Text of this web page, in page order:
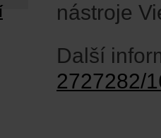
nástroje
Další
2727282/